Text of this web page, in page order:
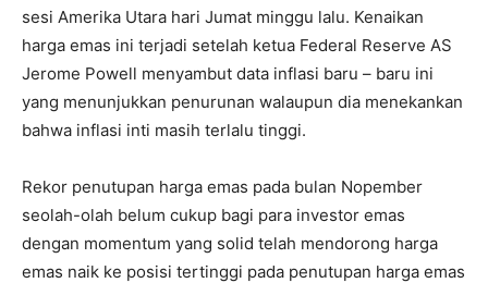
sesi Amerika Utara hari Jumat minggu lalu. Kenaikan
harga emas ini terjadi setelah ketua Federal Reserve AS
Jerome Powell menyambut data inflasi baru – baru ini
yang menunjukkan penurunan walaupun dia menekankan
bahwa inflasi inti masih terlalu tinggi.
Rekor penutupan harga emas pada bulan Nopember
seolah-olah belum cukup bagi para investor emas
dengan momentum yang solid telah mendorong harga
emas naik ke posisi tertinggi pada penutupan harga emas